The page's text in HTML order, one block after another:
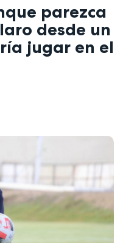
parezca
desde un
jugar en el